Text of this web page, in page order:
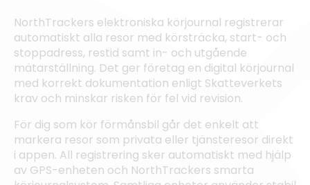
NorthTrackers elektroniska körjournal registrerar
automatiskt alla resor med körsträcka, start- och
stoppadress, restid samt in- och utgående
mätarställning. Det ger företag en digital körjournal
med korrekt dokumentation enligt Skatteverkets
krav och minskar risken för fel vid revision.
För dig som kör förmånsbil går det enkelt att
markera resor som privata eller tjänsteresor direkt
i appen. All registrering sker automatiskt med hjälp
av GPS-enheten och NorthTrackers smarta